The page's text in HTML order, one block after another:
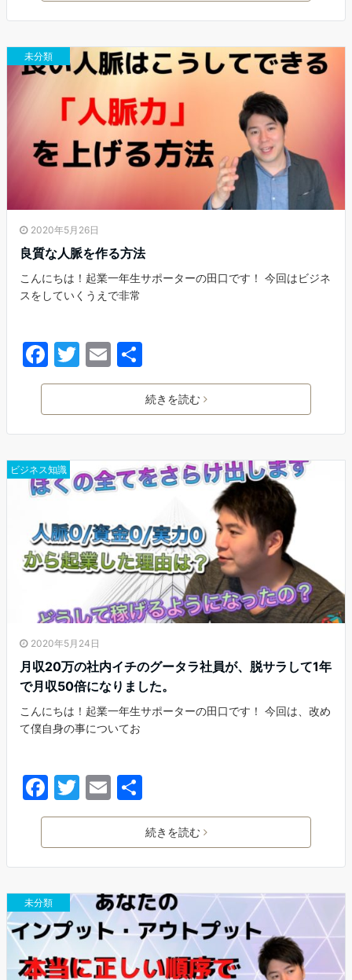
e
b
o
o
er l
未分類
2020年5月26日
良質な人脈を作る方法
こんにちは！起業一年生サポーターの田口です！ 今回はビジネ
スをしていくうえで非常
F
a
e
b
o
o
k
T
w
er
E
m
l
有
続きを読む
ビジネス知識
2020年5月24日
月収20万の社内イチのグータラ社員が、脱サラして1年
で月収50倍になりました。
こんにちは！起業一年生サポーターの田口です！ 今回は、改め
て僕自身の事についてお
F
a
e
b
o
o
k
T
w
er
E
m
l
有
続きを読む
未分類